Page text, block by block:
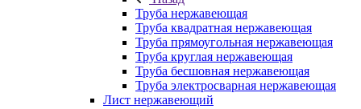
Труба нержавеющая
Труба квадратная нержавеющая
Труба прямоугольная нержавеющая
Труба круглая нержавеющая
Труба бесшовная нержавеющая
Труба электросварная нержавеющая
Лист нержавеющий